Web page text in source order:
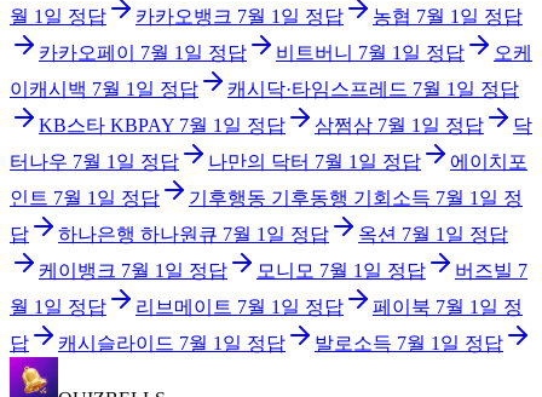
월 1일 정답 카카오뱅크 7월 1일 정답 농협 7월 1일 정답
카카오페이
7월 1일 정답 비트버니 7월 1일 정답
오케
이캐시백 7월 1일 정답 캐시닥·타임스프레드 7월 1일 정답
KB스타 KBPAY 7월 1일 정답 삼쩜삼 7월 1일 정답
닥
터나우 7월 1일 정답 나만의 닥터 7월 1일 정답
에이치포
인트 7월 1일 정답 기후행동 기후동행 기회소득 7월 1일 정
답
하나은행 하나원큐 7월 1일 정답 옥션 7월 1일 정답
케이뱅크 7월 1일 정답 모니모 7월 1일 정답 버즈빌 7
월 1일 정답 리브메이트 7월 1일 정답 페이북 7월 1일 정
답
캐시슬라이드 7월 1일 정답 발로소득 7월 1일 정답